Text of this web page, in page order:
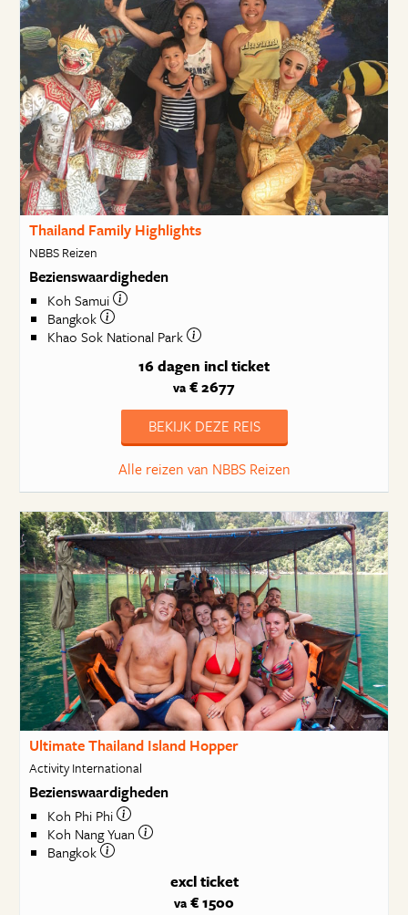
Thailand Family Highlights
NBBS Reizen
Bezienswaardigheden
Koh Samui
Bangkok
Khao Sok National Park
16 dagen incl ticket
va € 2677
BEKIJK DEZE REIS
Alle reizen van NBBS Reizen
Ultimate Thailand Island Hopper
Activity International
Bezienswaardigheden
Koh Phi Phi
Koh Nang Yuan
Bangkok
excl ticket
va € 1500